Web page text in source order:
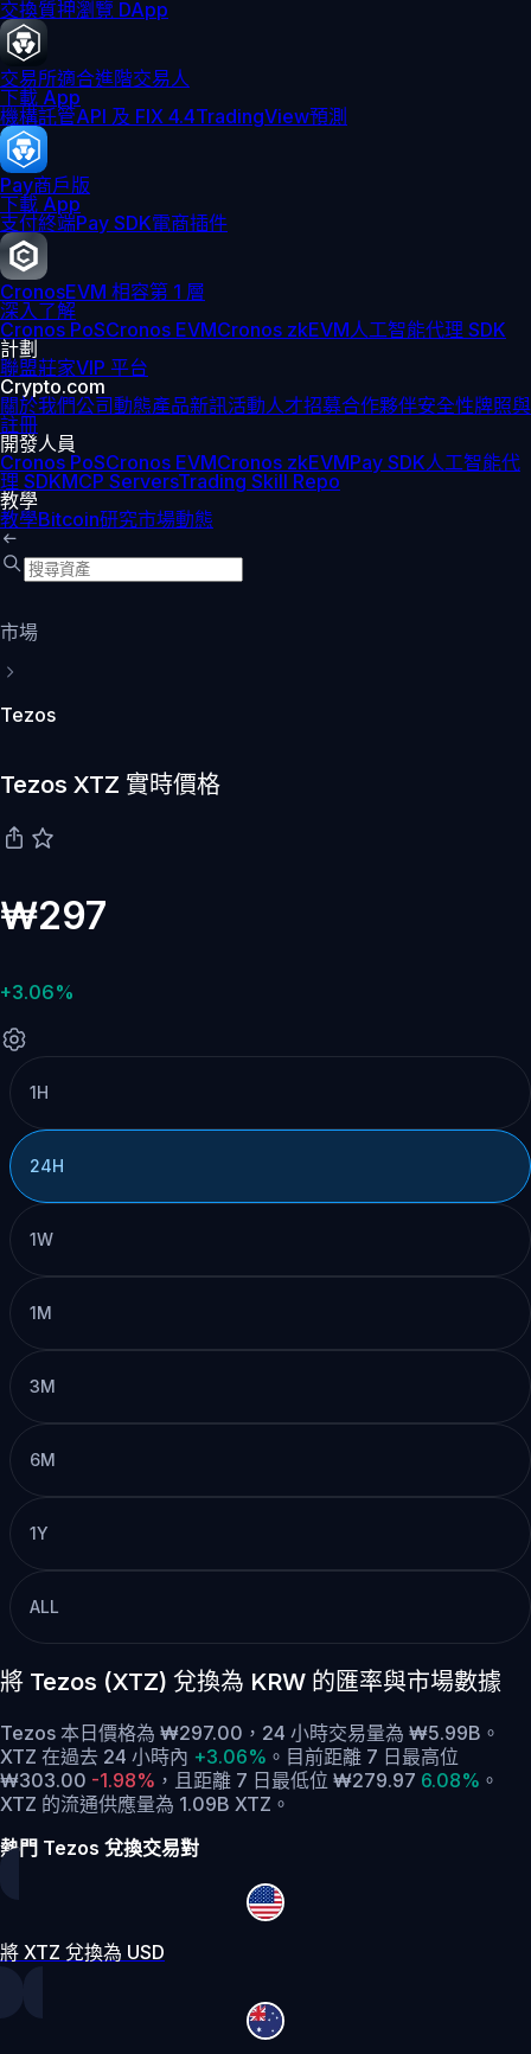
交換質押瀏覽 DApp
交易所適合進階交易人
下載 App
機構託管API 及 FIX 4.4TradingView預測
Pay商戶版
下載 App
支付終端Pay SDK電商插件
CronosEVM 相容第 1 層
深入了解
Cronos PoSCronos EVMCronos zkEVM人工智能代理 SDK
計劃
聯盟莊家VIP 平台
Crypto.com
關於我們公司動態產品新訊活動人才招募合作夥伴安全性牌照與
註冊
開發人員
Cronos PoSCronos EVMCronos zkEVMPay SDK人工智能代
理 SDKMCP ServersTrading Skill Repo
教學
教學Bitcoin研究市場動態
市場
Tezos
Tezos XTZ 實時價格
₩297
+3.06%
1H
24H
1W
1M
3M
6M
1Y
ALL
將 Tezos (XTZ) 兌換為 KRW 的匯率與市場數據
Tezos 本日價格為 ₩297.00，24 小時交易量為 ₩5.99B。
XTZ 在過去 24 小時內 +3.06% 。 目前距離 7 日最高位
₩303.00 -1.98% ， 且距離 7 日最低位 ₩279.97 6.08% 。
XTZ 的流通供應量為 1.09B XTZ。
熱門 Tezos 兌換交易對
將 XTZ 兌換為 USD